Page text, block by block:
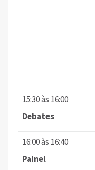
15:30 às 16:00
Debates
16:00 às 16:40
Painel